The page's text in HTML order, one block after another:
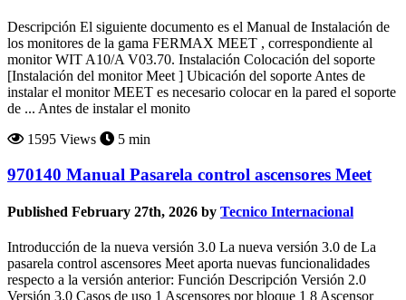
Descripción El siguiente documento es el Manual de Instalación de
los monitores de la gama FERMAX MEET , correspondiente al
monitor WIT A10/A V03.70. Instalación Colocación del soporte
[Instalación del monitor Meet ] Ubicación del soporte Antes de
instalar el monitor MEET es necesario colocar en la pared el soporte
de ... Antes de instalar el monito
1595 Views
5 min
970140 Manual Pasarela control ascensores Meet
Published February 27th, 2026 by Tecnico Internacional
Introducción de la nueva versión 3.0 La nueva versión 3.0 de La
pasarela control ascensores Meet aporta nuevas funcionalidades
respecto a la versión anterior: Función Descripción Versión 2.0
Versión 3.0 Casos de uso 1 Ascensores por bloque 1 8 Ascensor